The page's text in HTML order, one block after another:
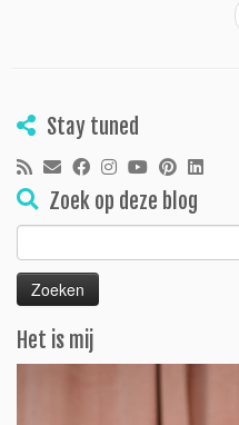
Stay tuned
Zoek op deze blog
Zoeken
naar:
Het is mij